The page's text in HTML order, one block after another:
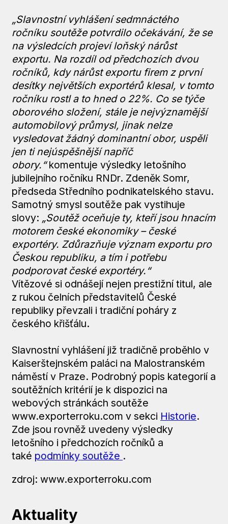
„Slavnostní vyhlášení sedmnáctého
ročníku soutěže potvrdilo očekávání, že se
na výsledcích projeví loňský nárůst
exportu. Na rozdíl od předchozích dvou
ročníků, kdy nárůst exportu firem z první
desítky největších exportérů klesal, v tomto
ročníku rostl a to hned o 22%. Co se týče
oborového složení, stále je nejvýznamější
automobilový průmysl, jinak nelze
vysledovat žádný dominantní obor, uspěli
jen ti nejúspěšnější napříč
obory.“komentuje výsledky letošního
jubilejního ročníku RNDr. Zdeněk Somr,
předseda Středního podnikatelského stavu.
Samotný smysl soutěže pak vystihuje
slovy: „Soutěž oceňuje ty, kteří jsou hnacím
motorem české ekonomiky – české
exportéry. Zdůrazňuje význam exportu pro
Českou republiku, a tím i potřebu
podporovat české exportéry.“
Vítězové si odnášejí nejen prestižní titul, ale
z rukou čelních představitelů České
republiky převzali i tradiční poháry z
českého křišťálu.
Slavnostní vyhlášení již tradičně proběhlo v
Kaiserštejnském paláci na Malostranském
náměstí v Praze. Podrobný popis kategorií a
soutěžních kritérií je k dispozici na
webových stránkách soutěže
www.exporterroku.com v sekci Historie.
Zde jsou rovněž uvedeny výsledky
letošního i předchozích ročníků a
také podmínky soutěže .
zdroj: www.exporterroku.com
Aktuality